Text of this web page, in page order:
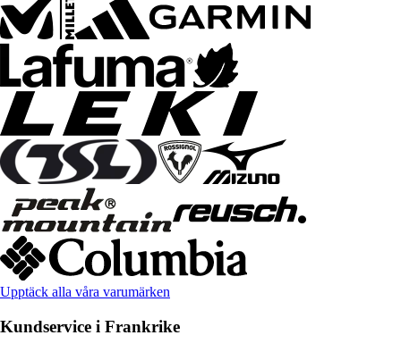
Upptäck alla våra varumärken
Kundservice i Frankrike